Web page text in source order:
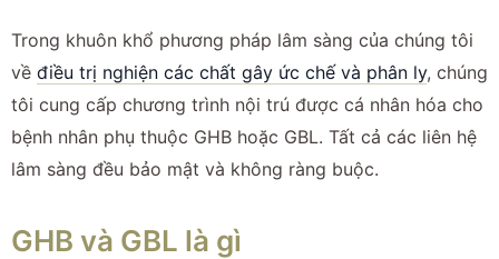
Trong khuôn khổ phương pháp lâm sàng của chúng tôi
về điều trị nghiện các chất gây ức chế và phân ly, chúng
tôi cung cấp chương trình nội trú được cá nhân hóa cho
bệnh nhân phụ thuộc GHB hoặc GBL. Tất cả các liên hệ
lâm sàng đều bảo mật và không ràng buộc.
GHB và GBL là gì